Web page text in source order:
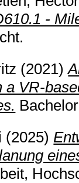
-
(2021)
a VR-
(2025)